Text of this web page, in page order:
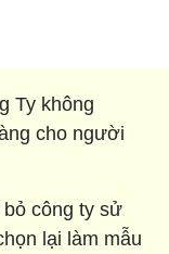
Ty không
cho người
công ty sử
lại làm mẫu